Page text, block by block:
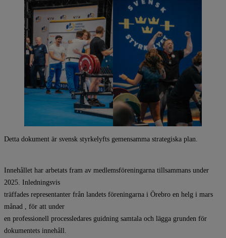
Detta dokument är svensk styrkelyfts gemensamma strategiska plan.
Innehållet har arbetats fram av medlemsföreningarna tillsammans under
2025. Inledningsvis
träffades representanter från landets föreningarna i Örebro en helg i mars
månad , för att under
en professionell processledares guidning samtala och lägga grunden för
dokumentets innehåll.